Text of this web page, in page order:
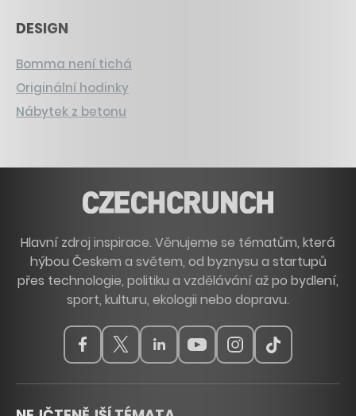
DESIGN
Bomma není tichá
Originální hodinky
Nábytek z betonu
Hlavní zdroj inspirace. Věnujeme se tématům, která
hýbou Českem a světem, od byznysu a startupů
přes technologie, politiku a vzdělávání až po bydlení,
sport, kulturu, ekologii nebo dopravu.